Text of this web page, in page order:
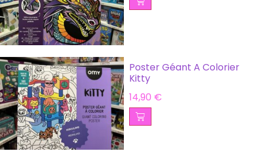
Poster Géant A Colorier
Kitty
14,90 €